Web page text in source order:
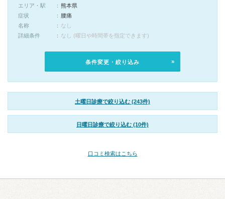
エリア・駅
熊本県
症状
腰痛
名称
なし
詳細条件
なし (曜日や時間帯を指定できます)
条件変更・絞り込み
土曜日診療で絞り込む (243件)
日曜日診療で絞り込む (10件)
口コミ検索はこちら